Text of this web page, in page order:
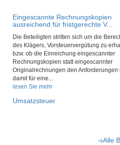
Eingescannte Rechnungskopien
ausreichend für fristgerechte V...
Die Beteiligten stritten sich um die
des Klägers, Vorsteuervergütung zu
bzw. ob die Einreichung eingescannter
Rechnungskopien statt eingescannter
Originalrechnungen den Anforderungen
damit für eine...
lesen Sie mehr
Umsatzsteuer
Alle